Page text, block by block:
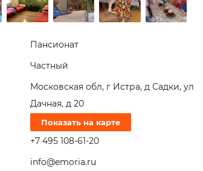
Пансионат
Частный
Московская обл, г Истра, д Садки, ул
Дачная, д 20
Показать на карте
+7 495 108-61-20
info@emoria.ru